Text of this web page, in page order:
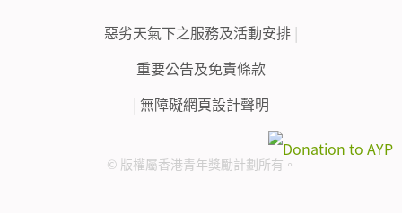
惡劣天氣下之服務及活動安排 |
重要公告及免責條款
| 無障礙網頁設計聲明
© 版權屬香港青年獎勵計劃所有。